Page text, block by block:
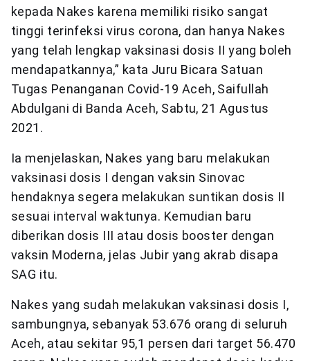
kepada Nakes karena memiliki risiko sangat
tinggi terinfeksi virus corona, dan hanya Nakes
yang telah lengkap vaksinasi dosis II yang boleh
mendapatkannya,” kata Juru Bicara Satuan
Tugas Penanganan Covid-19 Aceh, Saifullah
Abdulgani di Banda Aceh, Sabtu, 21 Agustus
2021.
Ia menjelaskan, Nakes yang baru melakukan
vaksinasi dosis I dengan vaksin Sinovac
hendaknya segera melakukan suntikan dosis II
sesuai interval waktunya. Kemudian baru
diberikan dosis III atau dosis booster dengan
vaksin Moderna, jelas Jubir yang akrab disapa
SAG itu.
Nakes yang sudah melakukan vaksinasi dosis I,
sambungnya, sebanyak 53.676 orang di seluruh
Aceh, atau sekitar 95,1 persen dari target 56.470